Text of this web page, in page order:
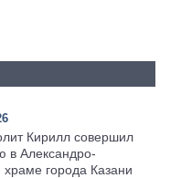
Кирилл совершил
в Александро-
храме города Казани